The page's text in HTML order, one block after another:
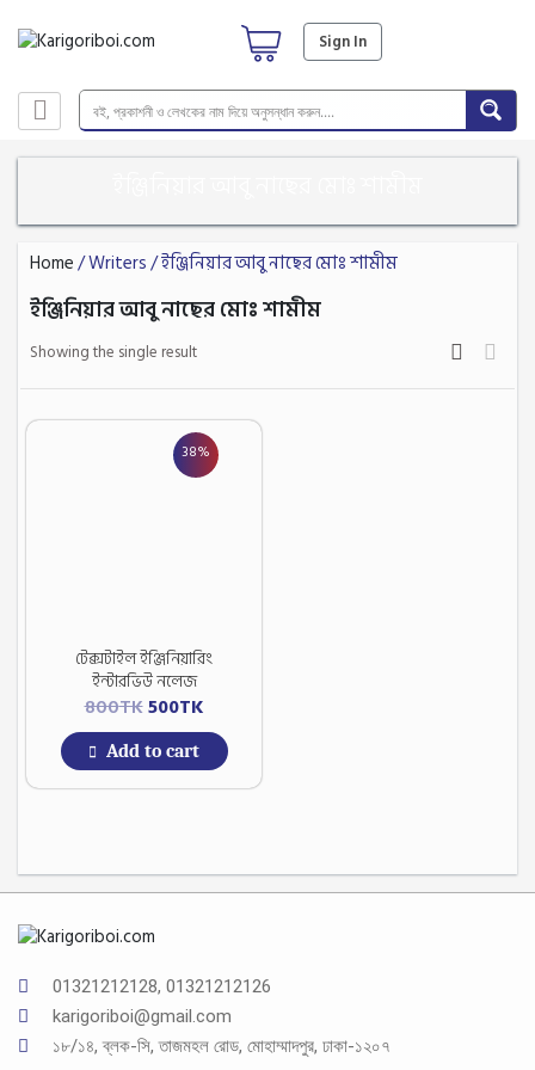
Sign In
Home/ Writers / ইঞ্জিনিয়ার আবু নাছের মোঃ শামীম
ইঞ্জিনিয়ার আবু নাছের মোঃ শামীম
Showing the single result
38%
টেক্সটাইল ইঞ্জিনিয়ারিং
ইন্টারভিউ নলেজ
800TKOriginal
price
was:
800TK.
500TKCurrent
price
is:
500TK.
Add to cart
01321212128, 01321212126
karigoriboi@gmail.com
১৮/১৪, ব্লক-সি, তাজমহল রোড, মোহাম্মাদপুর, ঢাকা-১২০৭